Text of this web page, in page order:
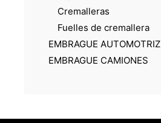
Cremalleras
Fuelles de cremallera
EMBRAGUE AUTOMOTRIZ
EMBRAGUE CAMIONES